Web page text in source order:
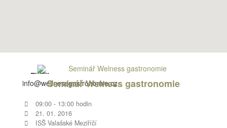
Email
info@wellnessgastronomie.cz
Web
http://www.wellnessgastronomie.cz
Seminář Welness gastronomie
09:00 - 13:00 hodin
21. 01. 2016
ISŠ Valašské Meziříčí